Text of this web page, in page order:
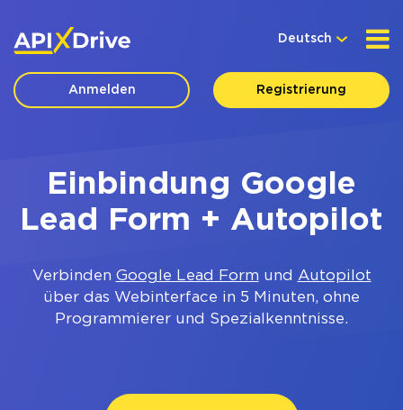
Deutsch
Anmelden Registrierung
Einbindung Google
Lead Form + Autopilot
Verbinden Google Lead Form und Autopilot
über das Webinterface in 5 Minuten, ohne
Programmierer und Spezialkenntnisse.